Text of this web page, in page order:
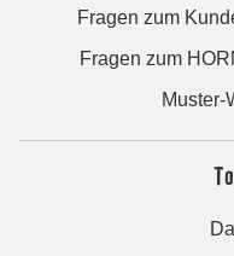
Fragen zum
Fragen zum
Muster-